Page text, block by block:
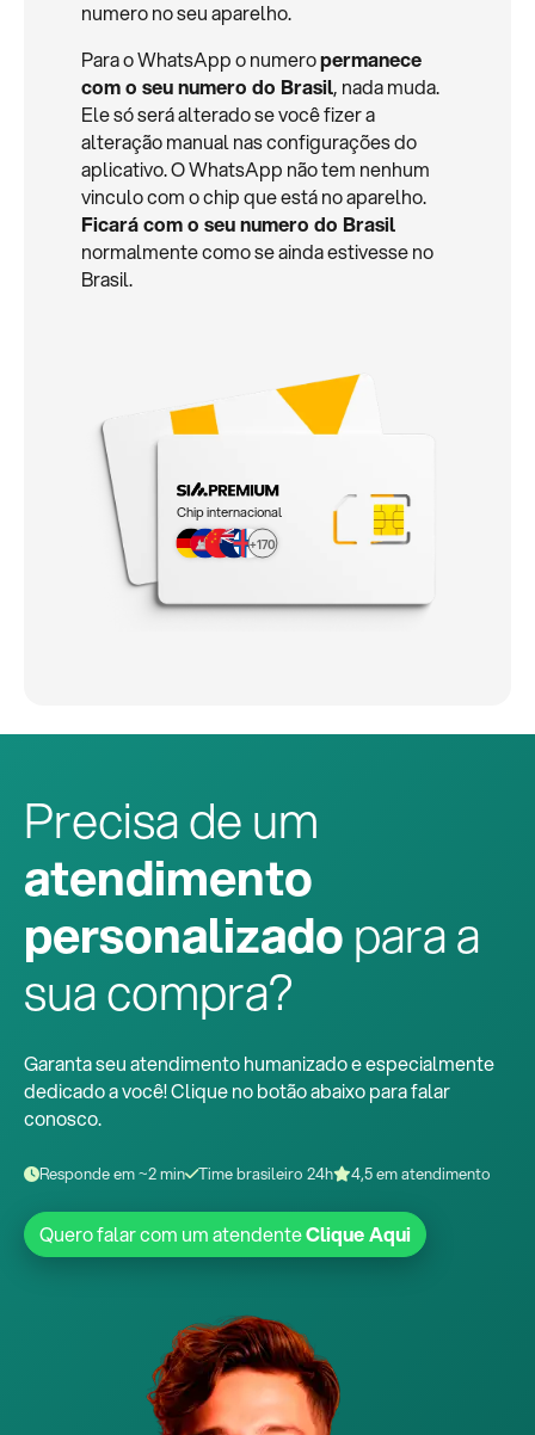
numero no seu aparelho.
Para o WhatsApp o numeropermanece
com o seu numero do Brasil, nada muda.
Ele só será alterado se você fizer a
alteração manual nas configurações do
aplicativo. O WhatsApp não tem nenhum
vinculo com o chip que está no aparelho.
Ficará com o seu numero do Brasil
normalmente como se ainda estivesse no
Brasil.
Chip internacional
+170
Precisa de um
atendimento
personalizadopara a
sua compra?
Garanta seu atendimento humanizado e especialmente
dedicado a você! Clique no botão abaixo para falar
conosco.
Responde em ~2 min Time brasileiro 24h 4,5 em atendimento
Quero falar com um atendenteClique Aqui